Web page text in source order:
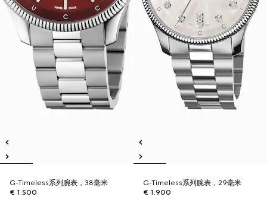
G-Timeless系列腕表，38毫米
€ 1.500
G-Timeless系列腕表，29毫米
€ 1.900